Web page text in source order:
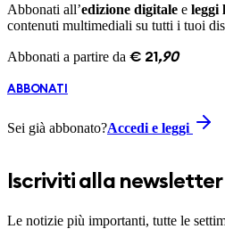
Abbonati all’edizione digitale e leggi
contenuti multimediali su tutti i tuoi
Abbonati a partire da € 21 ,90
ABBONATI
Sei già abbonato?Accedi e leggi
Iscriviti alla newsletter
Le notizie più importanti, tutte le